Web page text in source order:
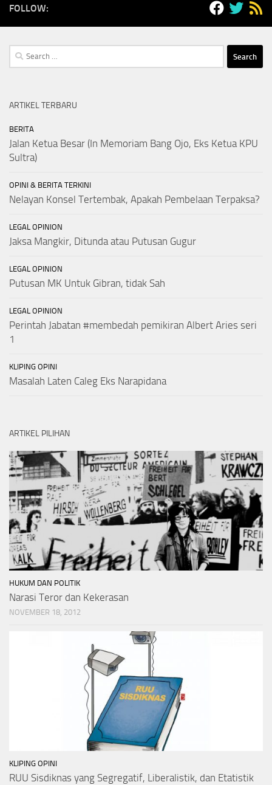
FOLLOW:
Search
for:
ARTIKEL TERBARU
BERITA
Jalan Ketua Besar (In Memoriam Bang Ojo, Eks Ketua KPU
Sultra)
OPINI & BERITA TERKINI
Nelayan Konsel Tertembak, Apakah Pembelaan Terpaksa?
LEGAL OPINION
Jaksa Mangkir, Ditunda atau Putusan Gugur
LEGAL OPINION
Putusan MK Untuk Gibran, tidak Sah
LEGAL OPINION
Perintah Jabatan #membedah pemikiran Albert Aries seri
1
KLIPING OPINI
Masalah Laten Caleg Eks Narapidana
ARTIKEL PILIHAN
HUKUM DAN POLITIK
Narasi Teror dan Kekerasan
NOVEMBER 18, 2012
KLIPING OPINI
RUU Sisdiknas yang Segregatif, Liberalistik, dan Etatistik